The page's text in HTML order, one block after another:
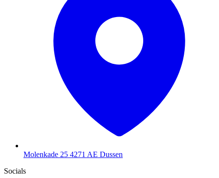
Molenkade 25 4271 AE Dussen
Socials